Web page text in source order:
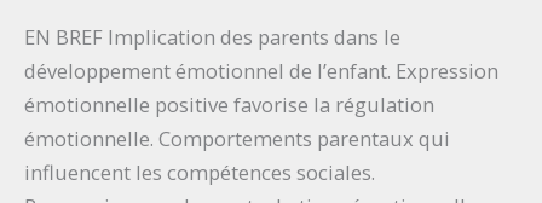
EN BREF Implication des parents dans le
développement émotionnel de l’enfant. Expression
émotionnelle positive favorise la régulation
émotionnelle. Comportements parentaux qui
influencent les compétences sociales.
émotionnel
des
enfants